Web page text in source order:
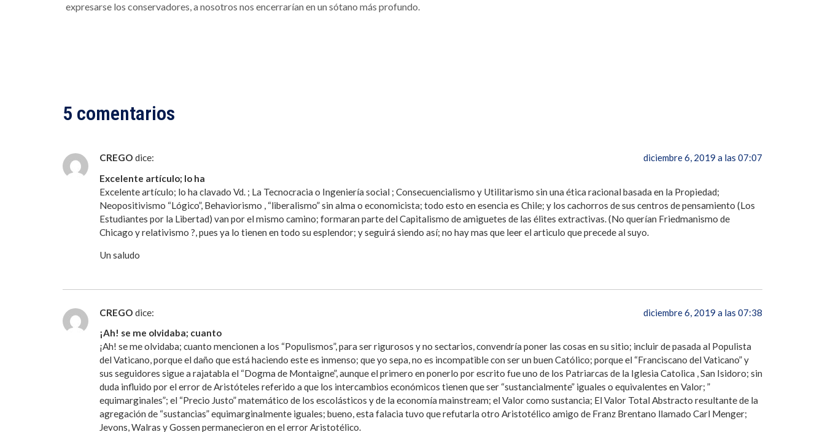
expresarse los conservadores, a nosotros nos encerrarían en un sótano más profundo.
5 comentarios
CREGO dice:
diciembre 6, 2019 a las 07:07
Excelente artículo; lo ha
Excelente artículo; lo ha clavado Vd. ; La Tecnocracia o Ingeniería social ; Consecuencialismo y Utilitarismo sin una ética racional basada en la Propiedad;
Neopositivismo “Lógico”, Behaviorismo , “liberalismo” sin alma o economicista; todo esto en esencia es Chile; y los cachorros de sus centros de pensamiento (Los
Estudiantes por la Libertad) van por el mismo camino; formaran parte del Capitalismo de amiguetes de las élites extractivas. (No querían Friedmanismo de
Chicago y relativismo ?, pues ya lo tienen en todo su esplendor; y seguirá siendo así; no hay mas que leer el articulo que precede al suyo.
Un saludo
CREGO dice:
diciembre 6, 2019 a las 07:38
¡Ah! se me olvidaba; cuanto
¡Ah! se me olvidaba; cuanto mencionen a los “Populismos”, para ser rigurosos y no sectarios, convendría poner las cosas en su sitio; incluir de pasada al Populista
del Vaticano, porque el daño que está haciendo este es inmenso; que yo sepa, no es incompatible con ser un buen Católico; porque el “Franciscano del Vaticano” y
sus seguidores sigue a rajatabla el “Dogma de Montaigne”, aunque el primero en ponerlo por escrito fue uno de los Patriarcas de la Iglesia Catolica , San Isidoro; sin
duda influido por el error de Aristóteles referido a que los intercambios económicos tienen que ser “sustancialmente” iguales o equivalentes en Valor; ”
equimarginales”; el “Precio Justo” matemático de los escolásticos y de la economía mainstream; el Valor como sustancia; El Valor Total Abstracto resultante de la
agregación de “sustancias” equimarginalmente iguales; bueno, esta falacia tuvo que refutarla otro Aristotélico amigo de Franz Brentano llamado Carl Menger;
Jevons, Walras y Gossen permanecieron en el error Aristotélico.